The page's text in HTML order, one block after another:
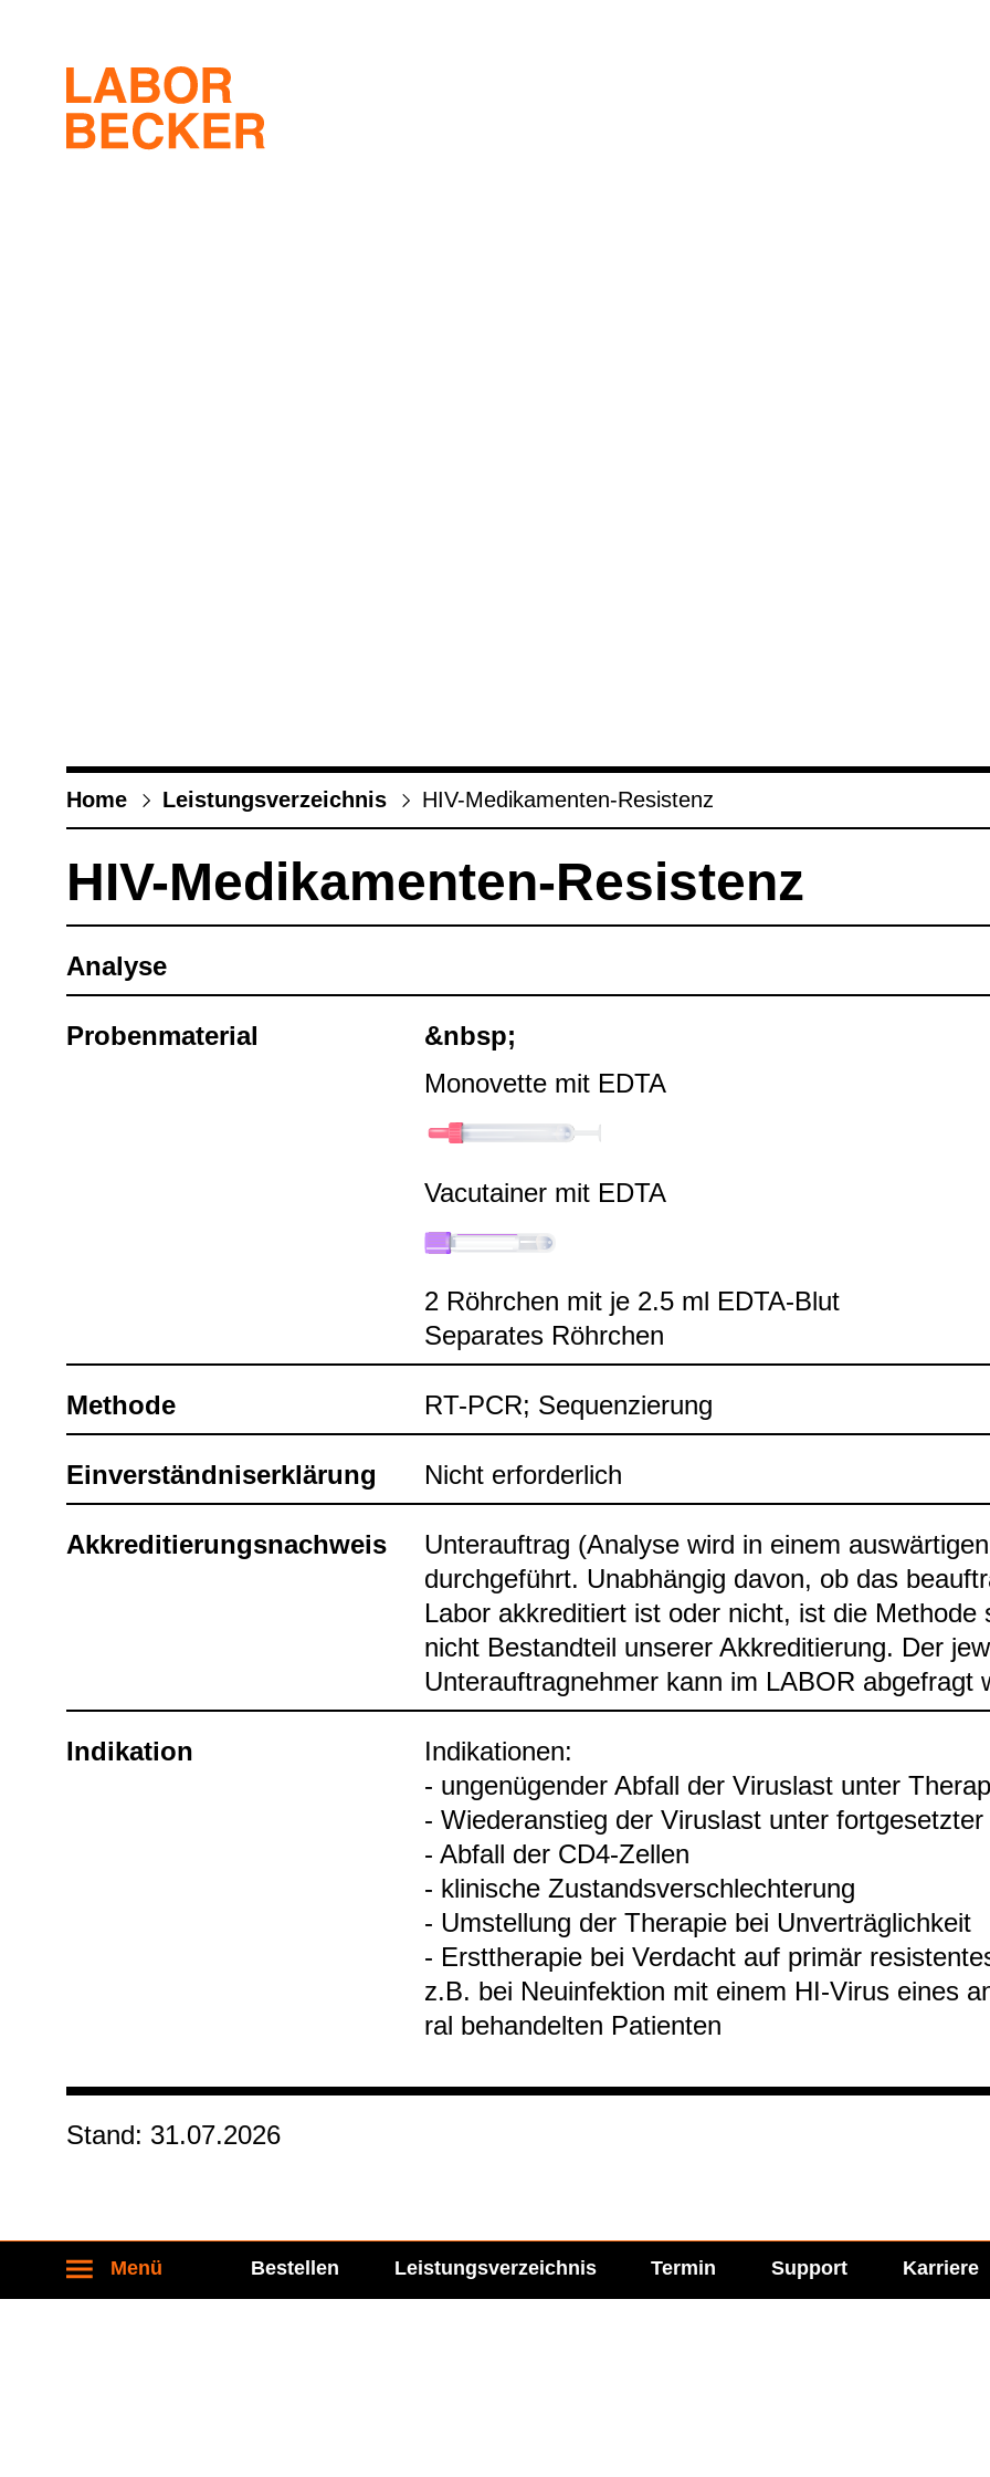
Menü Bestellen Leistungsverzeichnis Termin Support Karriere
Home Leis­tungs­ver­zeich­nis HIV-​Medi­ka­men­ten-​Resis­tenz
HIV-​Medi­ka­men­ten-​Resis­tenz
Ana­lyse
Pro­ben­ma­te­rial
&nbsp;
Mono­vette mit EDTA
Vacu­tai­ner mit EDTA
2 Röhr­chen mit je 2.5 ml EDTA-​Blut
Sepa­ra­tes Röhr­chen
Methode RT-​PCR; Sequen­zie­rung
Ein­ver­ständ­nis­er­klä­rung Nicht erfor­der­lich
Akkre­di­tie­rungs­nach­weis
Unter­auf­trag (Ana­lyse wird in einem
durch­ge­führt. Unab­hän­gig davon, ob das
Labor akkre­di­tiert ist oder nicht, ist die Methode
nicht Bestand­teil unse­rer Akkre­di­tie­rung. Der
Unter­auf­trag­neh­mer kann im LABOR abge­fragt
Indi­ka­tion
Indi­ka­tio­nen:
- unge­nü­gen­der Abfall der Virus­last unter
- Wie­der­an­stieg der Virus­last unter
- Abfall der CD4-​Zel­len
- kli­ni­sche Zustands­ver­schlech­te­rung
- Umstel­lung der The­ra­pie bei Unver­träg­lich­keit
- Erst­the­ra­pie bei Ver­dacht auf pri­mär
z.B. bei Neu­in­fek­tion mit einem HI-​Virus eines
ral behan­del­ten Pati­en­ten
Stand: 31.07.2026
Kontakt Social Media Imprint